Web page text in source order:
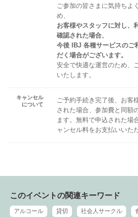
ご参加の皆さまに気持ちよ
め、
お客様やスタッフに対し、
確認された場合、
今後 IBJ 各種サービスのご
だく場合がございます。
安全で快適な運営のため、
いたします。
キャンセル
について
ご予約手続き完了後、お客
された場合、参加費と同額
ます。無料で申込された場
ャンセル料をお支払いいた
このイベントの関連キーワード
アルコール 貸切 社会人サークル